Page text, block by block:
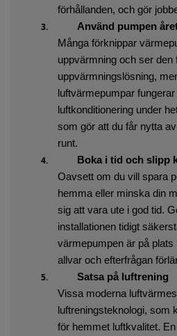
förhållanden, och gör
3.
Använd pumpen
Många förknippar
uppvärmning och ser
uppvärmningslösning,
luftvärmepumpar
luftkonditionering under
som gör att du får nytta
runt.
4.
Boka i tid och slipp
Oavsett om du vill spara
hemma eller minska din
sig att vara ute i god tid.
installationen tidigt
värmepumpen är på plats
allvar och efterfrågan
5. Satsa på luftrening
Vissa moderna
luftreningsteknologi, som
för hemmet luftkvalitet.